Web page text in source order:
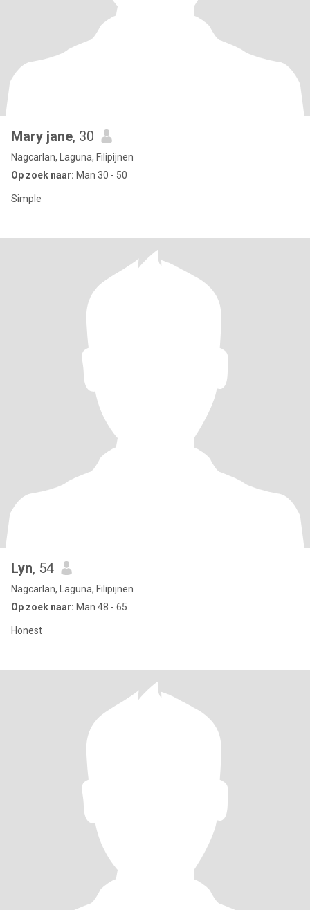
Mary jane, 30
Nagcarlan, Laguna, Filipijnen
Op zoek naar: Man 30 - 50
Simple
Lyn, 54
Nagcarlan, Laguna, Filipijnen
Op zoek naar: Man 48 - 65
Honest